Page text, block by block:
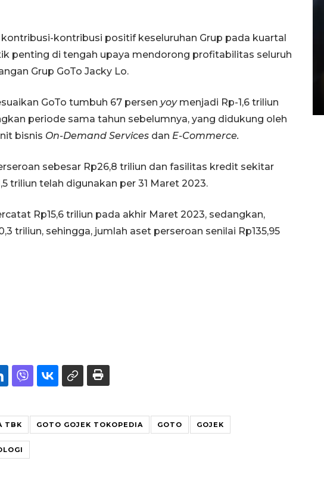
kontribusi positif keseluruhan Grup pada kuartal
penting di tengah upaya mendorong profitabilitas seluruh
Grup GoTo Jacky Lo.
GoTo tumbuh 67 persen yoy menjadi Rp-1,6 triliun
periode sama tahun sebelumnya, yang didukung oleh
bisnis On-Demand Services dan E-Commerce.
sebesar Rp26,8 triliun dan fasilitas kredit sekitar
triliun telah digunakan per 31 Maret 2023.
Rp15,6 triliun pada akhir Maret 2023, sedangkan,
triliun, sehingga, jumlah aset perseroan senilai Rp135,95
TBK GOTO GOJEK TOKOPEDIA GOTO GOJEK
Layanan pembuatan SIM Baru
15 July 2026 14:08 WIB